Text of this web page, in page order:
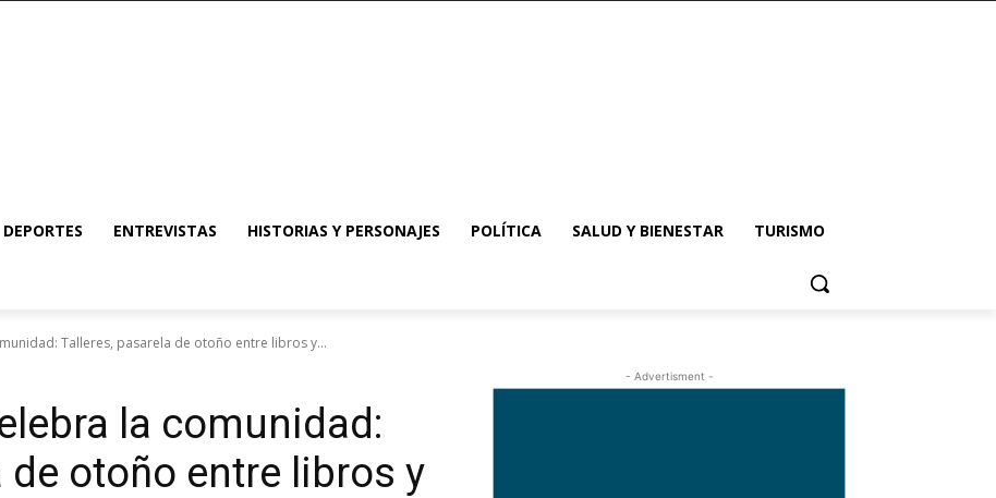
DEPORTES ENTREVISTAS HISTORIAS Y PERSONAJES POLÍTICA SALUD Y BIENESTAR TURISMO
Talleres, pasarela de otoño entre libros y...
la comunidad:
de otoño entre libros y
- Advertisment -